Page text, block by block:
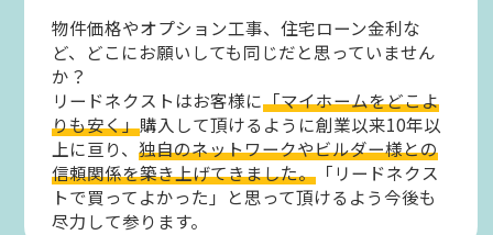
物件価格やオプション工事、住宅ローン金利な
ど、どこにお願いしても同じだと思っていません
か？
リードネクストはお客様に「マイホームをどこよ
りも安く」購入して頂けるように創業以来10年以
上に亘り、独自のネットワークやビルダー様との
信頼関係を築き上げてきました。 「リードネクス
トで買ってよかった」と思って頂けるよう今後も
尽力して参ります。